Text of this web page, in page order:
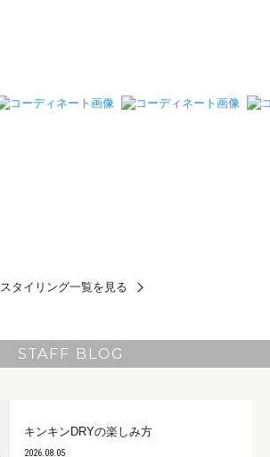
スタイリング一覧を見る
STAFF BLOG
キンキンDRYの楽しみ方
2026.08.05